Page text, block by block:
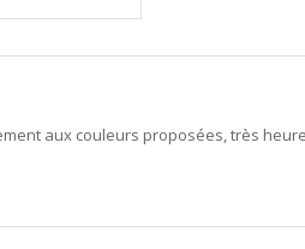
aux couleurs proposées, très